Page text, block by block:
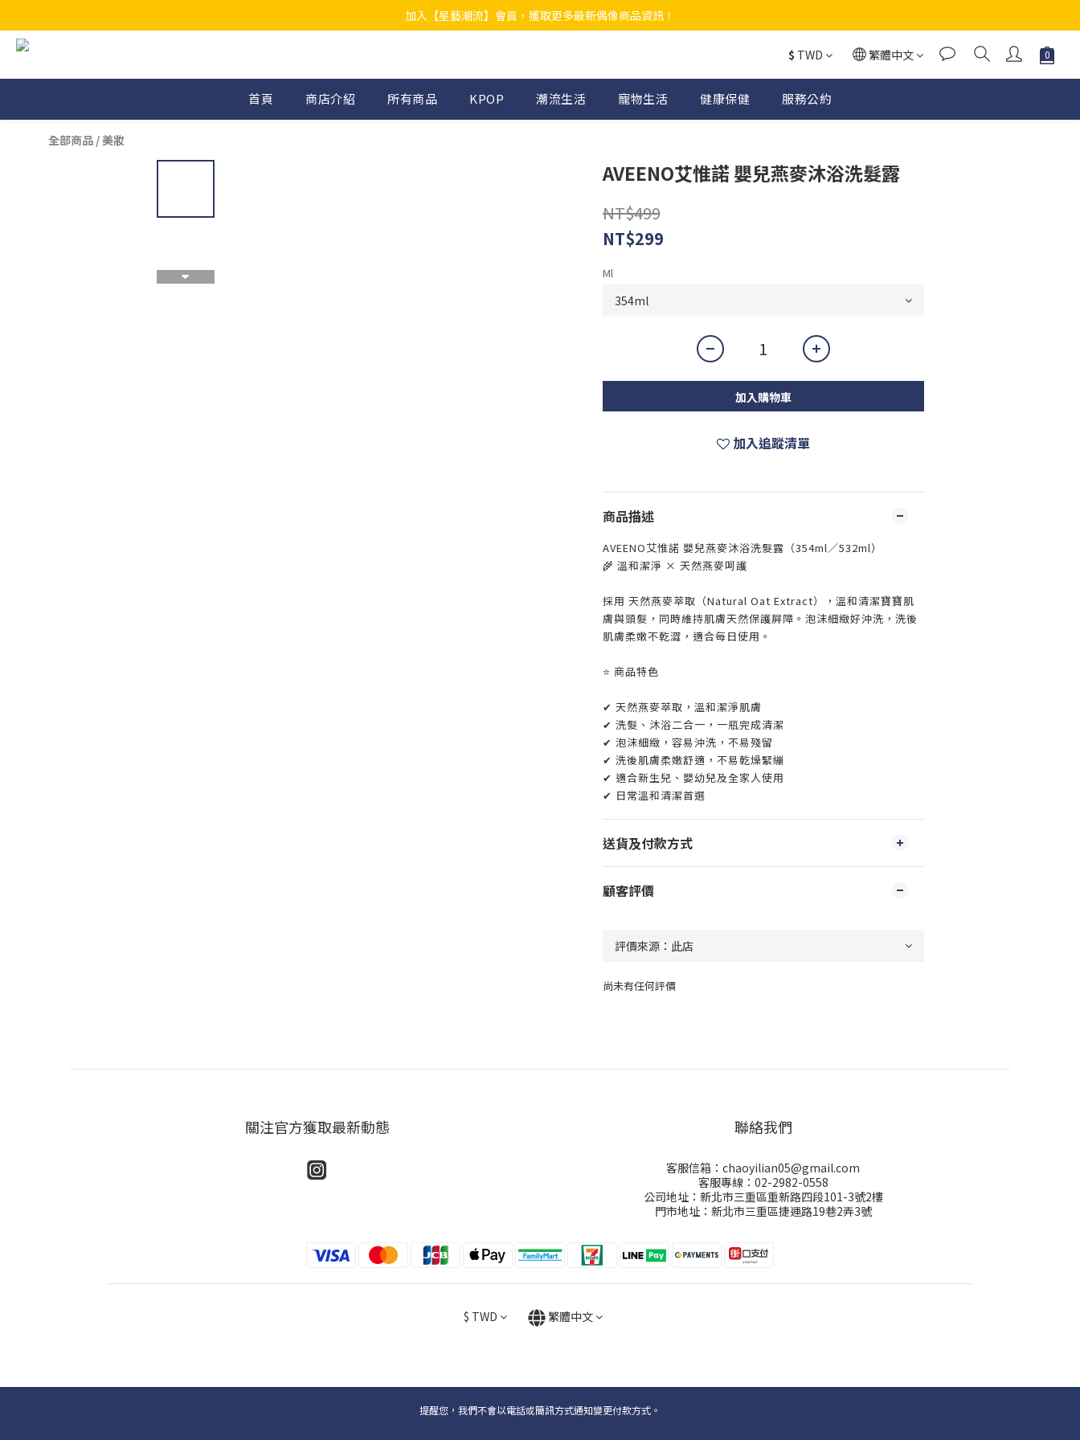
加入【星藝潮流】會員，獲取更多最新偶像商品資訊！
$ TWD 繁體中文
首頁 商店介紹 所有商品 KPOP 潮流生活 寵物生活 健康保健 服務公約
全部商品 /美妝
AVEENO艾惟諾 嬰兒燕麥沐浴洗髮露
NT$499
NT$299
Ml
加入購物車
加入追蹤清單
商品描述
AVEENO艾惟諾 嬰兒燕麥沐浴洗髮露（354ml／532ml）
🌾 溫和潔淨 × 天然燕麥呵護
採用 天然燕麥萃取（Natural Oat Extract），溫和清潔寶寶肌
膚與頭髮，同時維持肌膚天然保護屏障。泡沫細緻好沖洗，洗後
肌膚柔嫩不乾澀，適合每日使用。
⭐ 商品特色
✔ 天然燕麥萃取，溫和潔淨肌膚
✔ 洗髮、沐浴二合一，一瓶完成清潔
✔ 泡沫細緻，容易沖洗，不易殘留
✔ 洗後肌膚柔嫩舒適，不易乾燥緊繃
✔ 適合新生兒、嬰幼兒及全家人使用
✔ 日常溫和清潔首選
送貨及付款方式
顧客評價
尚未有任何評價
關注官方獲取最新動態 聯絡我們
客服信箱：chaoyilian05@gmail.com
客服專線：02-2982-0558
公司地址：新北市三重區重新路四段101-3號2樓
門市地址：新北市三重區捷運路19巷2弄3號
$ TWD 繁體中文
提醒您，我們不會以電話或簡訊方式通知變更付款方式。